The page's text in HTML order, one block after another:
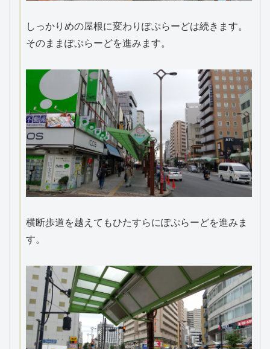
しっかりめの屋根に変わりぽぷらーどは続きます。
そのままぽぷらーどを進みます。
横断歩道を越えてもひたすらにぽぷらーどを進みま
す。